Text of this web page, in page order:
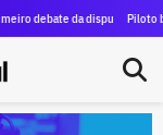
R$ 100 milhões, Duque de
da disputa pelo governo do
Piloto brasileiro e